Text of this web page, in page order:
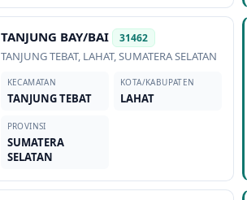
TANJUNG BAY/BAI 31462
TANJUNG TEBAT, LAHAT,SUMATERA SELATAN
KECAMATAN
TANJUNG TEBAT
KOTA/KABUPATEN
LAHAT
PROVINSI
SUMATERA
SELATAN